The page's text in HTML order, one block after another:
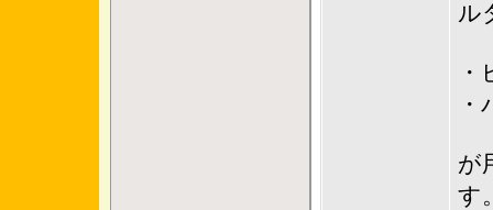
ル
が
す